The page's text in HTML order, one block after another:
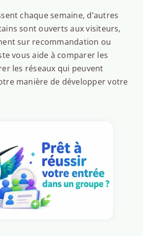
chaque semaine, d’autres
sont ouverts aux visiteurs,
sur recommandation ou
vous aide à comparer les
les réseaux qui peuvent
manière de développer votre